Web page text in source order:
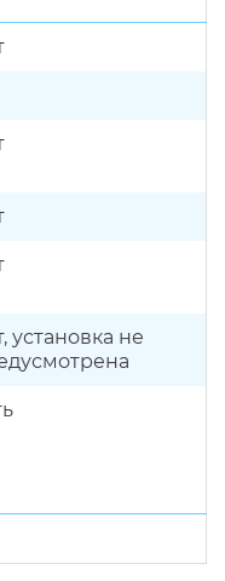
установка не